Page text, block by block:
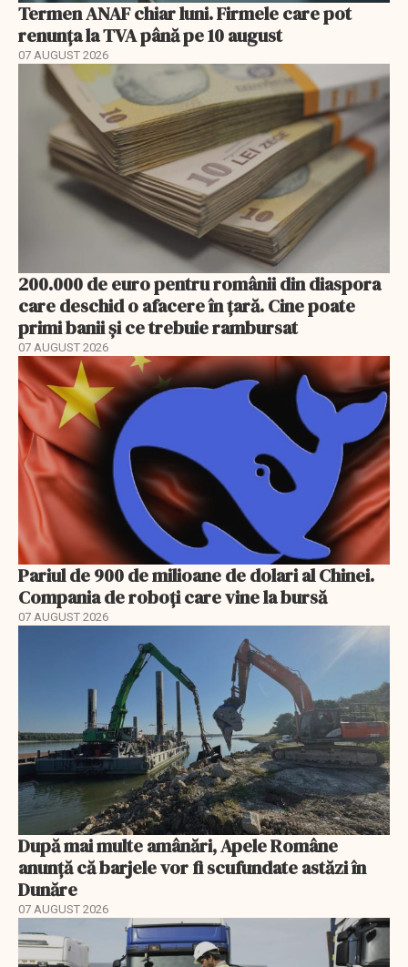
Termen ANAF chiar luni. Firmele care pot
renunța la TVA până pe 10 august
07 AUGUST 2026
200.000 de euro pentru românii din diaspora
care deschid o afacere în țară. Cine poate
primi banii și ce trebuie rambursat
07 AUGUST 2026
Pariul de 900 de milioane de dolari al Chinei.
Compania de roboți care vine la bursă
07 AUGUST 2026
După mai multe amânări, Apele Române
anunță că barjele vor fi scufundate astăzi în
Dunăre
07 AUGUST 2026